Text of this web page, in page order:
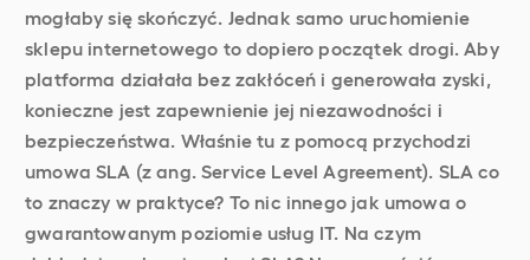
mogłaby się skończyć. Jednak samo uruchomienie
sklepu internetowego to dopiero początek drogi. Aby
platforma działała bez zakłóceń i generowała zyski,
konieczne jest zapewnienie jej niezawodności i
bezpieczeństwa. Właśnie tu z pomocą przychodzi
umowa SLA (z ang. Service Level Agreement). SLA co
to znaczy w praktyce? To nic innego jak umowa o
gwarantowanym poziomie usług IT. Na czym